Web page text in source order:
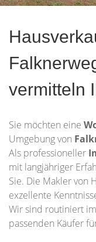
vermitteln
Sie möchten eine
Umgebung von
Als professioneller
mit langjähriger
Sie. Die Makler von
exzellente
Wir sind routiniert
passenden Käufer